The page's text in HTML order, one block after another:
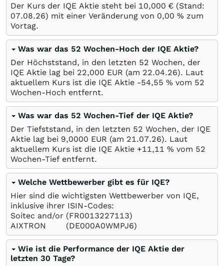
Der Kurs der IQE Aktie steht bei 10,000 € (Stand:
07.08.26) mit einer Veränderung von 0,00 % zum
Vortag.
Was war das 52 Wochen-Hoch der IQE Aktie?
Der Höchststand, in den letzten 52 Wochen, der
IQE Aktie lag bei 22,000 EUR (am 22.04.26). Laut
aktuellem Kurs ist die IQE Aktie -54,55 % vom 52
Wochen-Hoch entfernt.
Was war das 52 Wochen-Tief der IQE Aktie?
Der Tiefststand, in den letzten 52 Wochen, der IQE
Aktie lag bei 9,0000 EUR (am 21.07.26). Laut
aktuellem Kurs ist die IQE Aktie +11,11 % vom 52
Wochen-Tief entfernt.
Welche Wettbewerber gibt es für IQE?
Hier sind die wichtigsten Wettbewerber von IQE,
inklusive ihrer ISIN-Codes:
Soitec and/or (FR0013227113)
AIXTRON
(DE000A0WMPJ6)
Wie ist die Performance der IQE Aktie der
letzten 30 Tage?